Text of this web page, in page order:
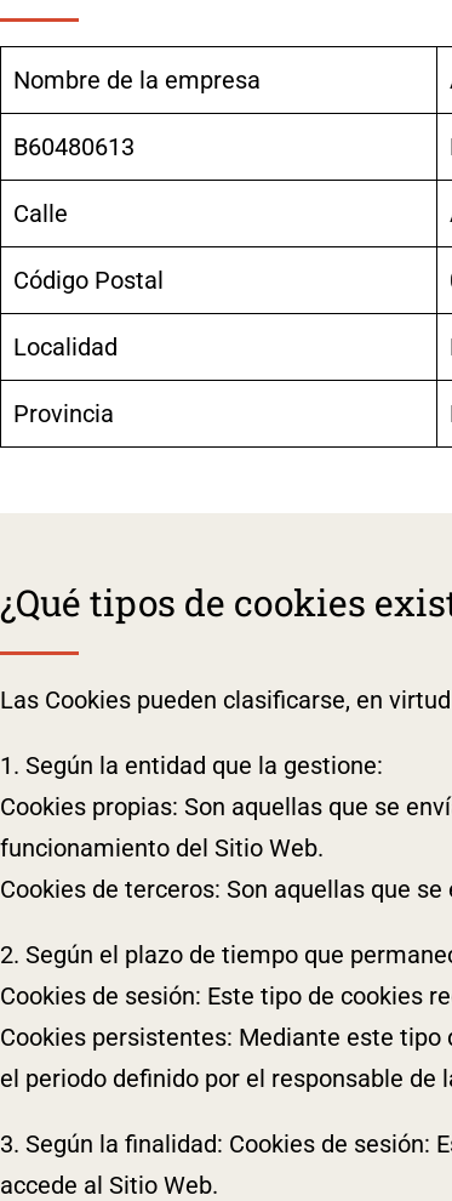
Nombre de la empresa
B60480613
Calle
Código Postal
Localidad
Provincia
¿Qué tipos de cookies
Las Cookies pueden clasificarse, en
1. Según la entidad que la gestione:
Cookies propias: Son aquellas que se
funcionamiento del Sitio Web.
Cookies de terceros: Son aquellas que
2. Según el plazo de tiempo que
Cookies de sesión: Este tipo de cookies
Cookies persistentes: Mediante este
el periodo definido por el responsable de
3. Según la finalidad: Cookies de sesión:
accede al Sitio Web.